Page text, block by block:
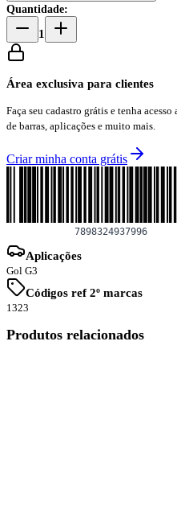
Quantidade:
1
Área exclusiva para clientes
Faça seu cadastro grátis e tenha
de barras, aplicações e muito mais.
Criar minha conta grátis
Aplicações
Gol G3
Códigos ref 2º marcas
1323
Produtos relacionados